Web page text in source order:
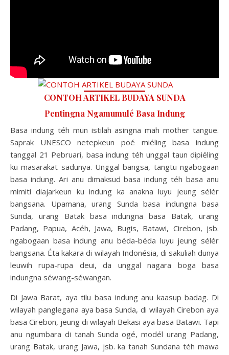
CONTOH ARTIKEL BUDAYA SUNDA
Pentingna Ngamumulé Basa Indung
Basa indung téh mun istilah asingna mah mother tangue.
Saprak UNESCO netepkeun poé miéling basa indung
tanggal 21 Pebruari, basa indung téh unggal taun dipiéling
ku masarakat sadunya. Unggal bangsa, tangtu ngabogaan
basa indung. Ari anu dimaksud basa indung téh basa anu
mimiti diajarkeun ku indung ka anakna luyu jeung sélér
bangsana. Upamana, urang Sunda basa indungna basa
Sunda, urang Batak basa indungna basa Batak, urang
Padang, Papua, Acéh, Jawa, Bugis, Batawi, Cirebon, jsb.
ngabogaan basa indung anu béda-béda luyu jeung sélér
bangsana. Éta kakara di wilayah Indonésia, di sakuliah dunya
leuwih rupa-rupa deui, da unggal nagara boga basa
indungna séwang-séwangan.
Di Jawa Barat, aya tilu basa indung anu kaasup badag. Di
wilayah panglegana aya basa Sunda, di wilayah Cirebon aya
basa Cirebon, jeung di wilayah Bekasi aya basa Batawi. Tapi
anu ngumbara di tanah Sunda ogé, modél urang Padang,
urang Batak, urang Jawa, jsb. ka tanah Sundana téh mawa